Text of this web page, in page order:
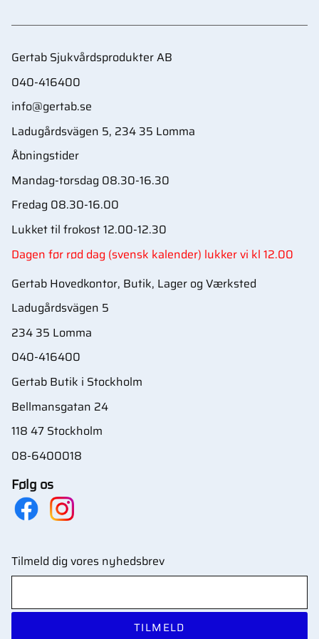
Gertab Sjukvårdsprodukter AB
040-416400
info@gertab.se
Ladugårdsvägen 5, 234 35 Lomma
Åbningstider
Mandag-torsdag 08.30-16.30
Fredag 08.30-16.00
Lukket til frokost 12.00-12.30
Dagen før rød dag (svensk kalender) lukker vi kl 12.00
Gertab Hovedkontor, Butik, Lager og Værksted
Ladugårdsvägen 5
234 35 Lomma
040-416400
Gertab Butik i Stockholm
Bellmansgatan 24
118 47 Stockholm
08-6400018
Følg os
Tilmeld dig vores nyhedsbrev
TILMELD